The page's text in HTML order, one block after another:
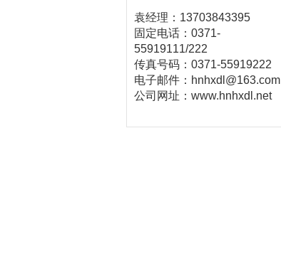
袁经理：13703843395
固定电话：0371-
55919111/222
传真号码：0371-55919222
电子邮件：hnhxdl@163.com
公司网址：www.hnhxdl.net